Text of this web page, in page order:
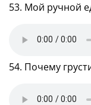
53. Мой ручной
54. Почему